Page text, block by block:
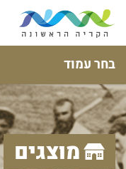
בחר עמוד
מוצגים